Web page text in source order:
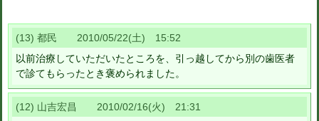
(13) 都民 2010/05/22(土) 15:52
以前治療していただいたところを、引っ越してから別の歯医者
で診てもらったとき褒められました。
(12) 山吉宏昌 2010/02/16(火) 21:31